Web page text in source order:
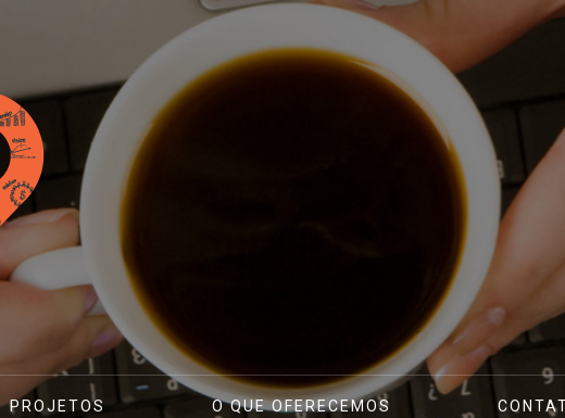
PROJETOS O QUE OFERECEMOS